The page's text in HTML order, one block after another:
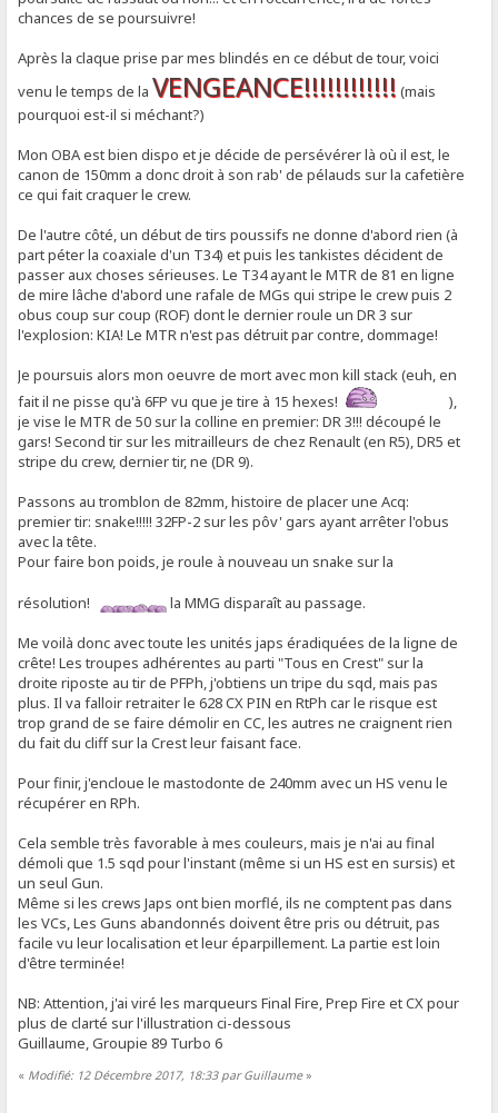
chances de se poursuivre!
Après la claque prise par mes blindés en ce début de tour, voici
venu le temps de la VENGEANCE!!!!!!!!!!!! (mais
pourquoi est-il si méchant?)
Mon OBA est bien dispo et je décide de persévérer là où il est, le
canon de 150mm a donc droit à son rab' de pélauds sur la cafetière
ce qui fait craquer le crew.
De l'autre côté, un début de tirs poussifs ne donne d'abord rien (à
part péter la coaxiale d'un T34) et puis les tankistes décident de
passer aux choses sérieuses. Le T34 ayant le MTR de 81 en ligne
de mire lâche d'abord une rafale de MGs qui stripe le crew puis 2
obus coup sur coup (ROF) dont le dernier roule un DR 3 sur
l'explosion: KIA! Le MTR n'est pas détruit par contre, dommage!
Je poursuis alors mon oeuvre de mort avec mon kill stack (euh, en
fait il ne pisse qu'à 6FP vu que je tire à 15 hexes!
),
je vise le MTR de 50 sur la colline en premier: DR 3!!! découpé le
gars! Second tir sur les mitrailleurs de chez Renault (en R5), DR5 et
stripe du crew, dernier tir, ne (DR 9).
Passons au tromblon de 82mm, histoire de placer une Acq:
premier tir: snake!!!!! 32FP-2 sur les pôv' gars ayant arrêter l'obus
avec la tête.
Pour faire bon poids, je roule à nouveau un snake sur la
résolution!
la MMG disparaît au passage.
Me voilà donc avec toute les unités japs éradiquées de la ligne de
crête! Les troupes adhérentes au parti "Tous en Crest" sur la
droite riposte au tir de PFPh, j'obtiens un tripe du sqd, mais pas
plus. Il va falloir retraiter le 628 CX PIN en RtPh car le risque est
trop grand de se faire démolir en CC, les autres ne craignent rien
du fait du cliff sur la Crest leur faisant face.
Pour finir, j'encloue le mastodonte de 240mm avec un HS venu le
récupérer en RPh.
Cela semble très favorable à mes couleurs, mais je n'ai au final
démoli que 1.5 sqd pour l'instant (même si un HS est en sursis) et
un seul Gun.
Même si les crews Japs ont bien morflé, ils ne comptent pas dans
les VCs, Les Guns abandonnés doivent être pris ou détruit, pas
facile vu leur localisation et leur éparpillement. La partie est loin
d'être terminée!
NB: Attention, j'ai viré les marqueurs Final Fire, Prep Fire et CX pour
plus de clarté sur l'illustration ci-dessous
Guillaume, Groupie 89 Turbo 6
« Modifié: 12 Décembre 2017, 18:33 par Guillaume»